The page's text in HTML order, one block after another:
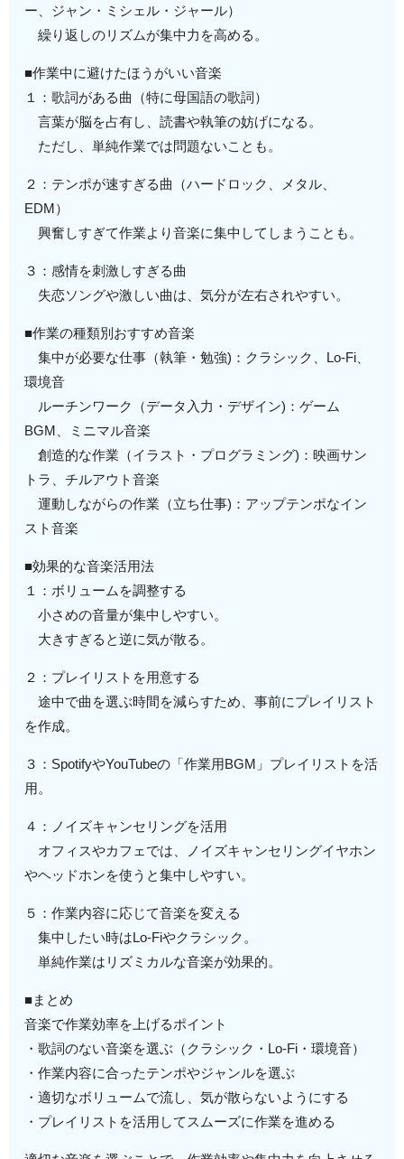
ー、ジャン・ミシェル・ジャール）
繰り返しのリズムが集中力を高める。
■作業中に避けたほうがいい音楽
１：歌詞がある曲（特に母国語の歌詞）
言葉が脳を占有し、読書や執筆の妨げになる。
ただし、単純作業では問題ないことも。
２：テンポが速すぎる曲（ハードロック、メタル、
EDM）
興奮しすぎて作業より音楽に集中してしまうことも。
３：感情を刺激しすぎる曲
失恋ソングや激しい曲は、気分が左右されやすい。
■作業の種類別おすすめ音楽
集中が必要な仕事（執筆・勉強)：クラシック、Lo-Fi、
環境音
ルーチンワーク（データ入力・デザイン)：ゲーム
BGM、ミニマル音楽
創造的な作業（イラスト・プログラミング)：映画サン
トラ、チルアウト音楽
運動しながらの作業（立ち仕事)：アップテンポなイン
スト音楽
■効果的な音楽活用法
１：ボリュームを調整する
小さめの音量が集中しやすい。
大きすぎると逆に気が散る。
２：プレイリストを用意する
途中で曲を選ぶ時間を減らすため、事前にプレイリスト
を作成。
３：SpotifyやYouTubeの「作業用BGM」プレイリストを活
用。
４：ノイズキャンセリングを活用
オフィスやカフェでは、ノイズキャンセリングイヤホン
やヘッドホンを使うと集中しやすい。
５：作業内容に応じて音楽を変える
集中したい時はLo-Fiやクラシック。
単純作業はリズミカルな音楽が効果的。
■まとめ
音楽で作業効率を上げるポイント
・歌詞のない音楽を選ぶ（クラシック・Lo-Fi・環境音）
・作業内容に合ったテンポやジャンルを選ぶ
・適切なボリュームで流し、気が散らないようにする
・プレイリストを活用してスムーズに作業を進める